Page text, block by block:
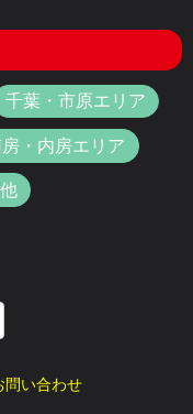
千葉・市原エリア
・内房エリア
問い合わせ